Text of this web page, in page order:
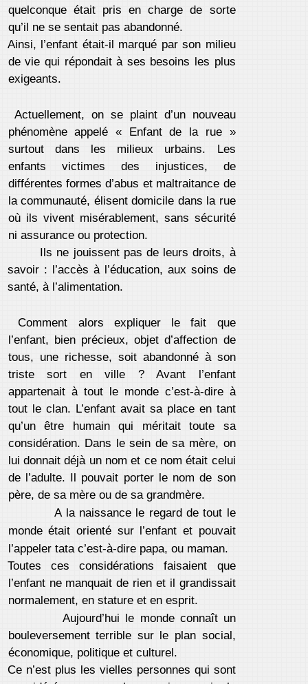
quelconque était pris en charge de sorte
qu’il ne se sentait pas abandonné.
Ainsi, l’enfant était-il marqué par son milieu
de vie qui répondait à ses besoins les plus
exigeants.
Actuellement, on se plaint d’un nouveau
phénomène appelé « Enfant de la rue »
surtout dans les milieux urbains. Les
enfants victimes des injustices, de
différentes formes d’abus et maltraitance de
la communauté, élisent domicile dans la rue
où ils vivent misérablement, sans sécurité
ni assurance ou protection.
Ils ne jouissent pas de leurs droits, à
savoir : l’accès à l’éducation, aux soins de
santé, à l’alimentation.
Comment alors expliquer le fait que
l’enfant, bien précieux, objet d’affection de
tous, une richesse, soit abandonné à son
triste sort en ville ? Avant l’enfant
appartenait à tout le monde c’est-à-dire à
tout le clan. L’enfant avait sa place en tant
qu’un être humain qui méritait toute sa
considération. Dans le sein de sa mère, on
lui donnait déjà un nom et ce nom était celui
de l’adulte. Il pouvait porter le nom de son
père, de sa mère ou de sa grandmère.
A la naissance le regard de tout le
monde était orienté sur l’enfant et pouvait
l’appeler tata c’est-à-dire papa, ou maman.
Toutes ces considérations faisaient que
l’enfant ne manquait de rien et il grandissait
normalement, en stature et en esprit.
Aujourd’hui le monde connaît un
bouleversement terrible sur le plan social,
économique, politique et culturel.
Ce n’est plus les vielles personnes qui sont